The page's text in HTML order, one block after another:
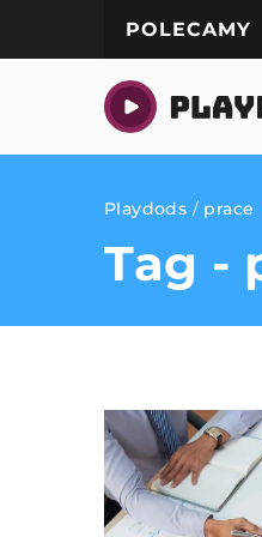
POLECAMY
Playdods / prace
Tag -